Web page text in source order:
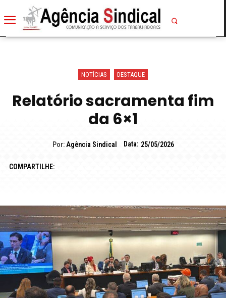
NOTÍCIAS DESTAQUE
Relatório sacramenta fim
da 6×1
Por: Agência Sindical Data: 25/05/2026
COMPARTILHE: